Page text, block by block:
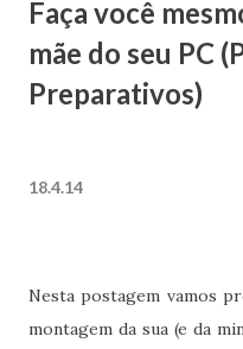
Faça você
mãe do seu PC
Preparativos)
18.4.14
Nesta postagem vamos prosseguir com o tema da troca e
montagem da sua (e da